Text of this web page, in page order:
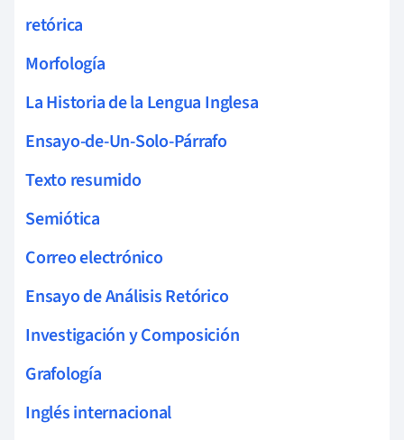
retórica
Morfología
La Historia de la Lengua Inglesa
Ensayo-de-Un-Solo-Párrafo
Texto resumido
Semiótica
Correo electrónico
Ensayo de Análisis Retórico
Investigación y Composición
Grafología
Inglés internacional